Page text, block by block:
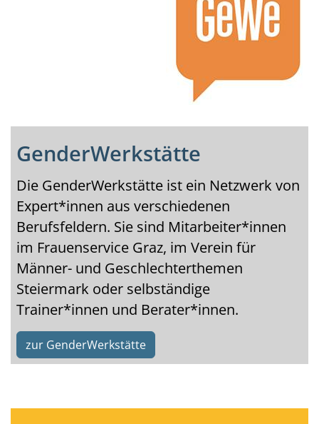
GenderWerkstätte
Die GenderWerkstätte ist ein Netzwerk von
Expert*innen aus verschiedenen
Berufsfeldern. Sie sind Mitarbeiter*innen
im Frauenservice Graz, im Verein für
Männer- und Geschlechterthemen
Steiermark oder selbständige
Trainer*innen und Berater*innen.
zur GenderWerkstätte